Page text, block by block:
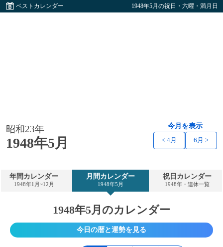
ベストカレンダー 1948年5月の祝日・六曜・満月日
昭和23年
1948年5月
今月を表示
< 4月 6月 >
年間カレンダー
1948年1月~12月
月間カレンダー
1948年5月
祝日カレンダー
1948年・連休一覧
1948年5月のカレンダー
今日の暦と運勢を見る